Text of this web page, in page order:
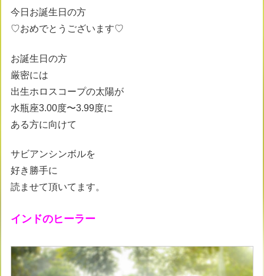
今日お誕生日の方
♡おめでとうございます♡
お誕生日の方
厳密には
出生ホロスコープの太陽が
水瓶座3.00度〜3.99度に
ある方に向けて
サビアンシンボルを
好き勝手に
読ませて頂いてます。
インドのヒーラー